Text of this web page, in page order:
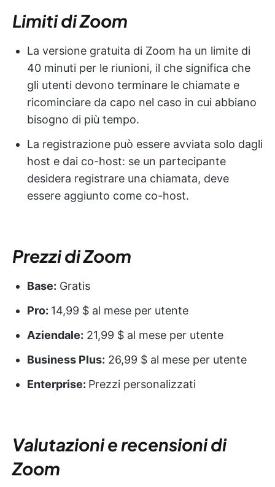
Limiti di Zoom
La versione gratuita di Zoom ha un limite di
40 minuti per le riunioni, il che significa che
gli utenti devono terminare le chiamate e
ricominciare da capo nel caso in cui abbiano
bisogno di più tempo.
La registrazione può essere avviata solo dagli
host e dai co-host: se un partecipante
desidera registrare una chiamata, deve
essere aggiunto come co-host.
Prezzi di Zoom
Base: Gratis
Pro: 14,99 $ al mese per utente
Aziendale: 21,99 $ al mese per utente
Business Plus: 26,99 $ al mese per utente
Enterprise: Prezzi personalizzati
Valutazioni e recensioni di
Zoom